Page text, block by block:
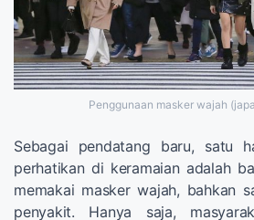
Penggunaan masker wajah
Sebagai pendatang baru, satu
perhatikan di keramaian adalah
memakai masker wajah, bahkan
penyakit. Hanya saja,